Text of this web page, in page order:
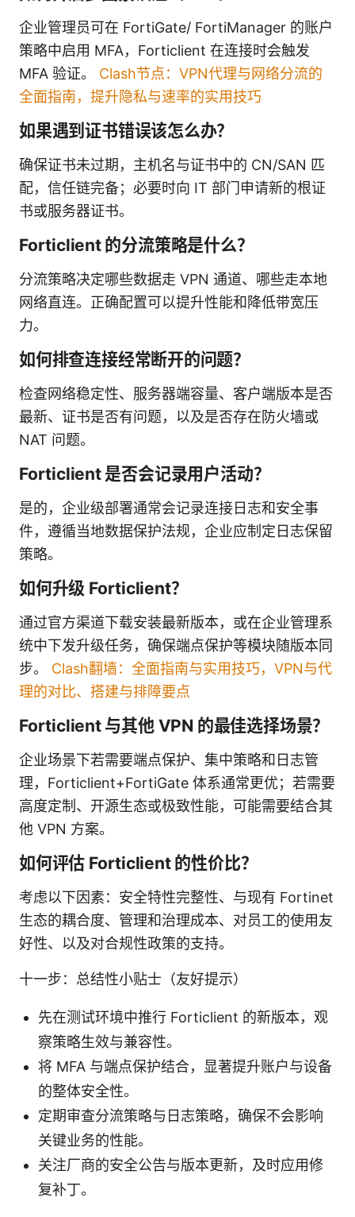
企业管理员可在 FortiGate/ FortiManager 的账户
策略中启用 MFA，Forticlient 在连接时会触发
MFA 验证。 Clash节点：VPN代理与网络分流的
全面指南，提升隐私与速率的实用技巧
如果遇到证书错误该怎么办？
确保证书未过期，主机名与证书中的 CN/SAN 匹
配，信任链完备；必要时向 IT 部门申请新的根证
书或服务器证书。
Forticlient 的分流策略是什么？
分流策略决定哪些数据走 VPN 通道、哪些走本地
网络直连。正确配置可以提升性能和降低带宽压
力。
如何排查连接经常断开的问题？
检查网络稳定性、服务器端容量、客户端版本是否
最新、证书是否有问题，以及是否存在防火墙或
NAT 问题。
Forticlient 是否会记录用户活动？
是的，企业级部署通常会记录连接日志和安全事
件，遵循当地数据保护法规，企业应制定日志保留
策略。
如何升级 Forticlient？
通过官方渠道下载安装最新版本，或在企业管理系
统中下发升级任务，确保端点保护等模块随版本同
步。 Clash翻墙：全面指南与实用技巧，VPN与代
理的对比、搭建与排障要点
Forticlient 与其他 VPN 的最佳选择场景？
企业场景下若需要端点保护、集中策略和日志管
理，Forticlient+FortiGate 体系通常更优；若需要
高度定制、开源生态或极致性能，可能需要结合其
他 VPN 方案。
如何评估 Forticlient 的性价比？
考虑以下因素：安全特性完整性、与现有 Fortinet
生态的耦合度、管理和治理成本、对员工的使用友
好性、以及对合规性政策的支持。
十一步：总结性小贴士（友好提示）
先在测试环境中推行 Forticlient 的新版本，观
察策略生效与兼容性。
将 MFA 与端点保护结合，显著提升账户与设备
的整体安全性。
定期审查分流策略与日志策略，确保不会影响
关键业务的性能。
关注厂商的安全公告与版本更新，及时应用修
复补丁。